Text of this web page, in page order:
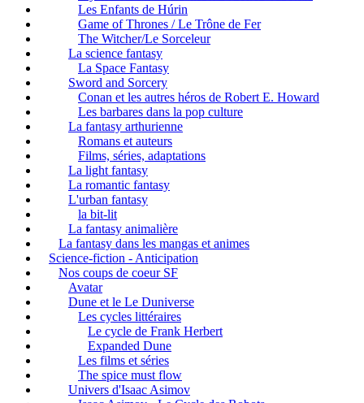
Les Enfants de Húrin
Game of Thrones / Le Trône de Fer
The Witcher/Le Sorceleur
La science fantasy
La Space Fantasy
Sword and Sorcery
Conan et les autres héros de Robert E. Howard
Les barbares dans la pop culture
La fantasy arthurienne
Romans et auteurs
Films, séries, adaptations
La light fantasy
La romantic fantasy
L'urban fantasy
la bit-lit
La fantasy animalière
La fantasy dans les mangas et animes
Science-fiction - Anticipation
Nos coups de coeur SF
Avatar
Dune et le Le Duniverse
Les cycles littéraires
Le cycle de Frank Herbert
Expanded Dune
Les films et séries
The spice must flow
Univers d'Isaac Asimov